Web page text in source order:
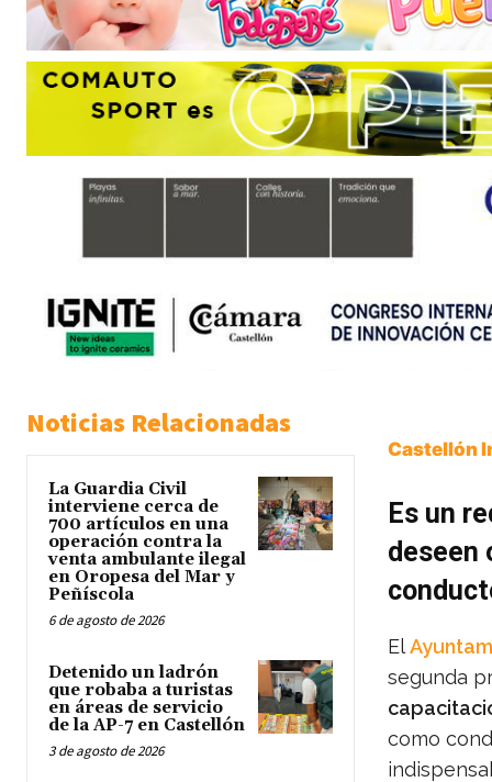
Noticias Relacionadas
La Guardia Civil
interviene cerca de
700 artículos en una
operación contra la
venta ambulante ilegal
en Oropesa del Mar y
Peñíscola
6 de agosto de 2026
Detenido un ladrón
que robaba a turistas
en áreas de servicio
de la AP-7 en Castellón
3 de agosto de 2026
Castellón
Es un
deseen
El
segunda
como